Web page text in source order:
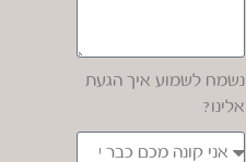
נשמח לשמוע איך הגעת
אלינו?